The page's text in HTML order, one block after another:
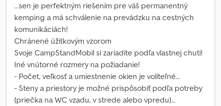
...sen je perfektným riešením pre váš permanentný
kemping a má schválenie na prevádzku na cestných
komunikáciách!
Chránené úžitkovým vzorom
Svoje CampStandMobil si zariadite podľa vlastnej chuti!
Iné vnútorné rozmery na požiadanie!
- Počet, veľkosť a umiestnenie okien je voliteľné...
- Steny a priestory je možné prispôsobiť podľa potreby
(priečka na WC vzadu, v strede alebo vpredu)...